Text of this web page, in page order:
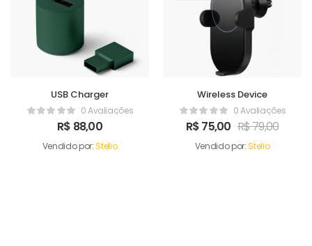
USB Charger
0 Avaliações
R$ 88,00
Vendido por:Stelio
Wireless Device
0 Avaliações
R$75,00 R$79,00
Vendido por:Stelio